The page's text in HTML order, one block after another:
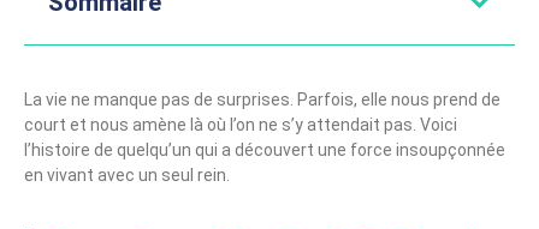
La vie ne manque pas de surprises. Parfois, elle nous prend de
court et nous amène là où l’on ne s’y attendait pas. Voici
l’histoire de quelqu’un qui a découvert une force insoupçonnée
en vivant avec un seul rein.